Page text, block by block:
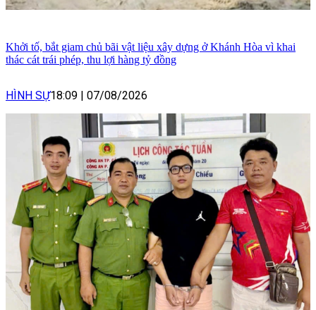
Khởi tố, bắt giam chủ bãi vật liệu xây dựng ở Khánh Hòa vì khai
thác cát trái phép, thu lợi hàng tỷ đồng
HÌNH SỰ18:09 | 07/08/2026